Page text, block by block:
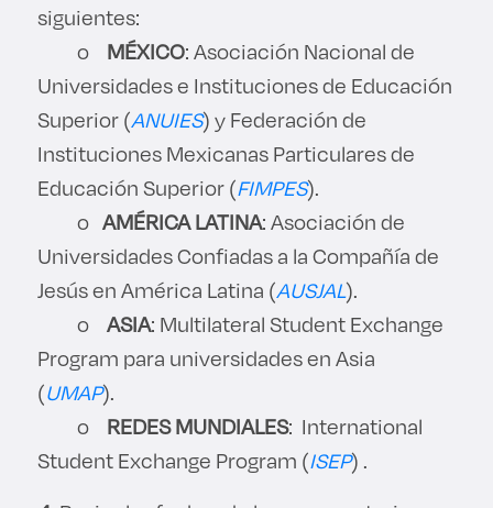
siguientes:
o MÉXICO: Asociación Nacional de
Universidades e Instituciones de Educación
Superior (ANUIES) y Federación de
Instituciones Mexicanas Particulares de
Educación Superior (FIMPES).
o AMÉRICA LATINA: Asociación de
Universidades Confiadas a la Compañía de
Jesús en América Latina (AUSJAL).
o ASIA: Multilateral Student Exchange
Program para universidades en Asia
(UMAP).
o REDES MUNDIALES: International
Student Exchange Program (ISEP) .